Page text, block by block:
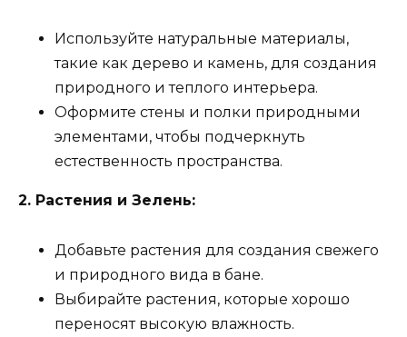
Используйте натуральные материалы,
такие как дерево и камень, для создания
природного и теплого интерьера.
Оформите стены и полки природными
элементами, чтобы подчеркнуть
естественность пространства.
2. Растения и Зелень:
Добавьте растения для создания свежего
и природного вида в бане.
Выбирайте растения, которые хорошо
переносят высокую влажность.